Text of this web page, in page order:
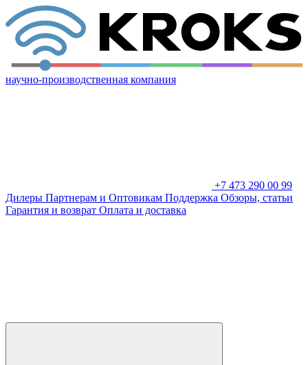
научно-производственная компания
+7 473 290 00 99
Дилеры Партнерам и Оптовикам Поддержка Обзоры, статьи
Гарантия и возврат Оплата и доставка